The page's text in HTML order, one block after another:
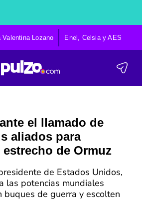
Valentina Lozano Enel, Celsia y AES
el llamado de
aliados para
de Ormuz
de Estados Unidos,
las potencias mundiales
buques de guerra y escolten